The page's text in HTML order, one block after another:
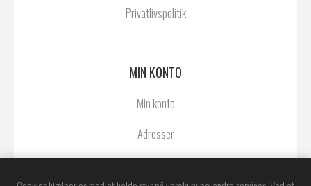
Privatlivspolitik
MIN KONTO
Min konto
Adresser